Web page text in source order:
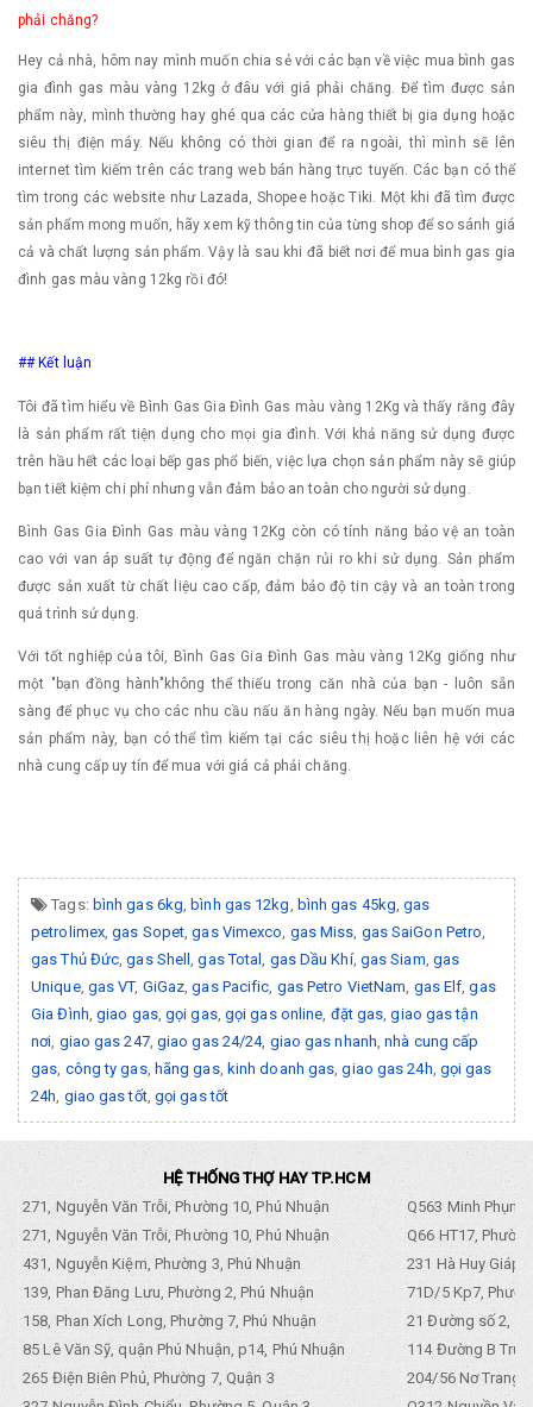
phải chăng?
Hey cả nhà, hôm nay mình muốn chia sẻ với các bạn về việc mua bình gas
gia đình gas màu vàng 12kg ở đâu với giá phải chăng. Để tìm được sản
phẩm này, mình thường hay ghé qua các cửa hàng thiết bị gia dụng hoặc
siêu thị điện máy. Nếu không có thời gian để ra ngoài, thì mình sẽ lên
internet tìm kiếm trên các trang web bán hàng trực tuyến. Các bạn có thể
tìm trong các website như Lazada, Shopee hoặc Tiki. Một khi đã tìm được
sản phẩm mong muốn, hãy xem kỹ thông tin của từng shop để so sánh giá
cả và chất lượng sản phẩm. Vậy là sau khi đã biết nơi để mua bình gas gia
đình gas màu vàng 12kg rồi đó!
## Kết luận
Tôi đã tìm hiểu về Bình Gas Gia Đình Gas màu vàng 12Kg và thấy rằng đây
là sản phẩm rất tiện dụng cho mọi gia đình. Với khả năng sử dụng được
trên hầu hết các loại bếp gas phổ biến, việc lựa chọn sản phẩm này sẽ giúp
bạn tiết kiệm chi phí nhưng vẫn đảm bảo an toàn cho người sử dụng.
Bình Gas Gia Đình Gas màu vàng 12Kg còn có tính năng bảo vệ an toàn
cao với van áp suất tự động để ngăn chặn rủi ro khi sử dụng. Sản phẩm
được sản xuất từ chất liệu cao cấp, đảm bảo độ tin cậy và an toàn trong
quá trình sử dụng.
Với tốt nghiệp của tôi, Bình Gas Gia Đình Gas màu vàng 12Kg giống như
một "bạn đồng hành"không thể thiếu trong căn nhà của bạn - luôn sẵn
sàng để phục vụ cho các nhu cầu nấu ăn hàng ngày. Nếu bạn muốn mua
sản phẩm này, bạn có thể tìm kiếm tại các siêu thị hoặc liên hệ với các
nhà cung cấp uy tín để mua với giá cả phải chăng.
Tags: bình gas 6kg ,bình gas 12kg bình gas 45kg ,gas
petrolimex ,gas Sopet ,gas Vimexco gas Miss gas SaiGon Petro
gas Thủ Đức ,gas Shell ,gas Total gas Dầu Khí, gas Siam gas
Unique, gas VT, GiGaz ,gas Pacific gas Petro VietNam gas Elf ,gas
Gia Đình ,giao gas,gọi gas, gọi gas online đặt gas ,giao gas tận
nơi giao gas 247, giao gas 24/24, giao gas nhanh ,nhà cung cấp
gas công ty gas, hãng gas, kinh doanh gas ,giao gas 24h gọi gas
24h giao gas tốt, gọi gas tốt
HỆ THỐNG THỢ HAY TP.HCM
271, Nguyễn Văn Trỗi, Phường 10, Phú Nhuận
Q563 Minh
271, Nguyễn Văn Trỗi, Phường 10, Phú Nhuận
Q66 HT17,
431, Nguyễn Kiệm, Phường 3, Phú Nhuận
231 Hà Huy Giáp,
139, Phan Đăng Lưu, Phường 2, Phú Nhuận
71D/5 Kp7,
158, Phan Xích Long, Phường 7, Phú Nhuận
21 Đường số 2,
85 Lê Văn Sỹ, quận Phú Nhuận, p14, Phú Nhuận
114 Đường B
265 Điện Biên Phủ, Phường 7, Quận 3
204/56 Nơ Trang